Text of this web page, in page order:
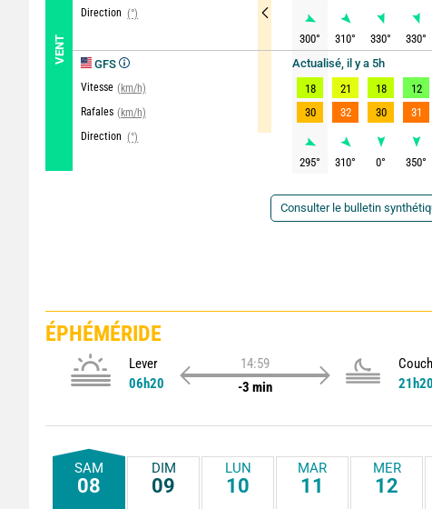
VENT
Direction (°)
GFS
Vitesse (km/h)
Rafales (km/h)
Direction (°)
300° 310° 330° 330°
Actualisé, il y a 5h
18
21 18 12
30
32 30 31
295° 310° 0° 350°
Consulter le bulletin
ÉPHÉMÉRIDE
Lever
06h20
14:59
-3 min
21h20
SAM
08
DIM
09
LUN
10
MAR
11
MER
12